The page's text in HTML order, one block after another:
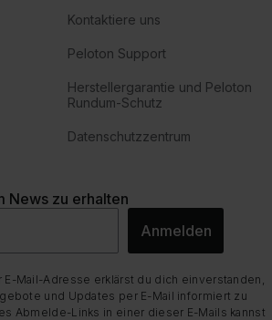
Kontaktiere uns
Peloton Support
Herstellergarantie und Peloton
Rundum-Schutz
Datenschutzzentrum
News zu erhalten
Anmelden
Mail-Adresse erklärst du dich einverstanden,
und Updates per E-Mail informiert zu
Abmelde-Links in einer dieser E-Mails kannst